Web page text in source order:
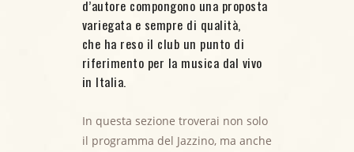
d’autore compongono una proposta
variegata e sempre di qualità,
che ha reso il club un punto di
riferimento per la musica dal vivo
in Italia.
In questa sezione troverai non solo
il programma del Jazzino, ma anche